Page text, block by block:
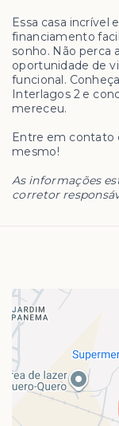
Essa casa incrível
financiamento
sonho. Não perca
oportunidade de
funcional.
Interlagos 2 e
mereceu.
Entre em contato
mesmo!
As informações
corretor